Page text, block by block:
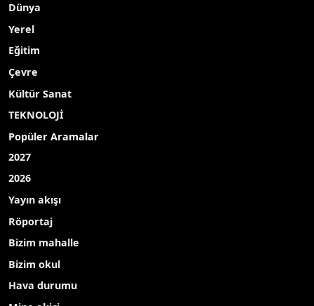
Dünya
Yerel
Eğitim
Çevre
Kültür Sanat
TEKNOLOJİ
Popüler Aramalar
2027
2026
Yayın akışı
Röportaj
Bizim mahalle
Bizim okul
Hava durumu